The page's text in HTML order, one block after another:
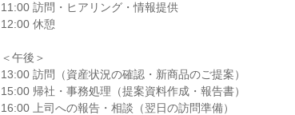
11:00 訪問・ヒアリング・情報提供
12:00 休憩
＜午後＞
13:00 訪問（資産状況の確認・新商品のご提案）
15:00 帰社・事務処理（提案資料作成・報告書）
16:00 上司への報告・相談（翌日の訪問準備）